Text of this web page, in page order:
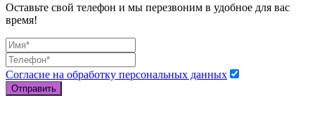
Оставьте свой телефон и мы перезвоним в удобное для вас
время!
Согласие на обработку персональных данных
Отправить